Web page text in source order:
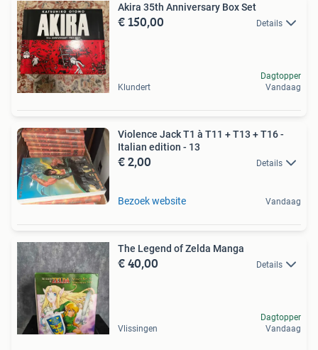
Akira 35th Anniversary Box Set
€ 150,00 Details
Klundert
Dagtopper
Vandaag
Violence Jack T1 à T11 + T13 + T16 -
Italian edition - 13
€ 2,00 Details
Bezoek website Vandaag
The Legend of Zelda Manga
€ 40,00 Details
Vlissingen
Dagtopper
Vandaag